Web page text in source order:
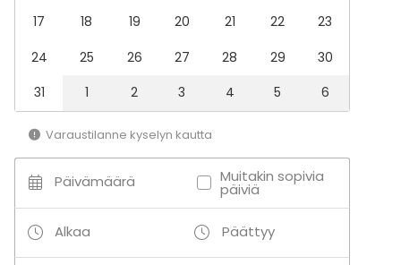
Pikkujoulut
Tilatyypit
Saunatila
Kokoushuone
Lounge
17
18 19 20 21 22
23
24
25 26 27 28 29
30
31
1 2 3 4 5 6
Varaustilanne kyselyn kautta
Päivämäärä Muitakin sopivia
päiviä
Alkaa Päättyy